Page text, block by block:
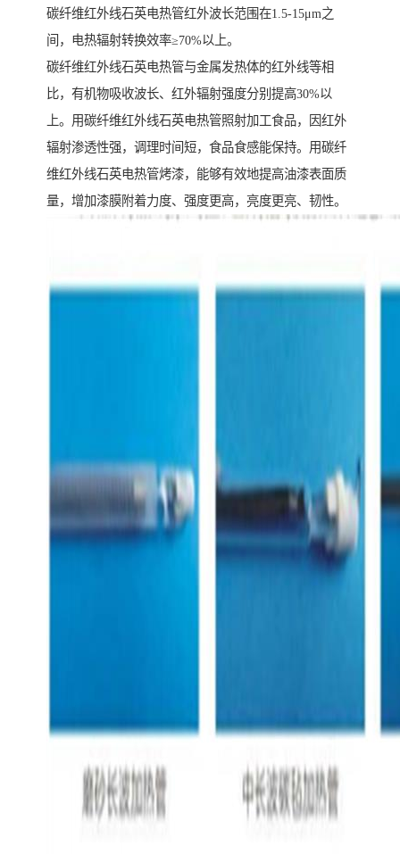
碳纤维红外线石英电热管红外波长范围在1.5-15μm之
间，电热辐射转换效率≥70%以上。
碳纤维红外线石英电热管与金属发热体的红外线等相
比，有机物吸收波长、红外辐射强度分别提高30%以
上。用碳纤维红外线石英电热管照射加工食品，因红外
辐射渗透性强，调理时间短，食品食感能保持。用碳纤
维红外线石英电热管烤漆，能够有效地提高油漆表面质
量，增加漆膜附着力度、强度更高，亮度更亮、韧性。